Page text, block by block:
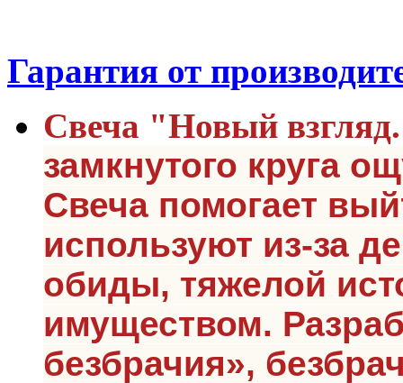
Гарантия от
Свеча "Новый
замкнутого круга
Свеча помогает
используют из-за
обиды, тяжелой
имуществом.
безбрачия»,